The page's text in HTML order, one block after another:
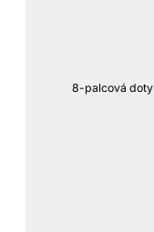
8-palcová